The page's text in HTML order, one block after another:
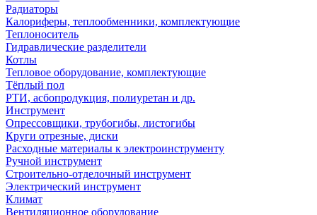
Радиаторы
Калориферы, теплообменники, комплектующие
Теплоноситель
Гидравлические разделители
Котлы
Тепловое оборудование, комплектующие
Тёплый пол
РТИ, асбопродукция, полиуретан и др.
Инструмент
Опрессовщики, трубогибы, листогибы
Круги отрезные, диски
Расходные материалы к электроинструменту
Ручной инструмент
Строительно-отделочный инструмент
Электрический инструмент
Климат
Вентиляционное оборудование